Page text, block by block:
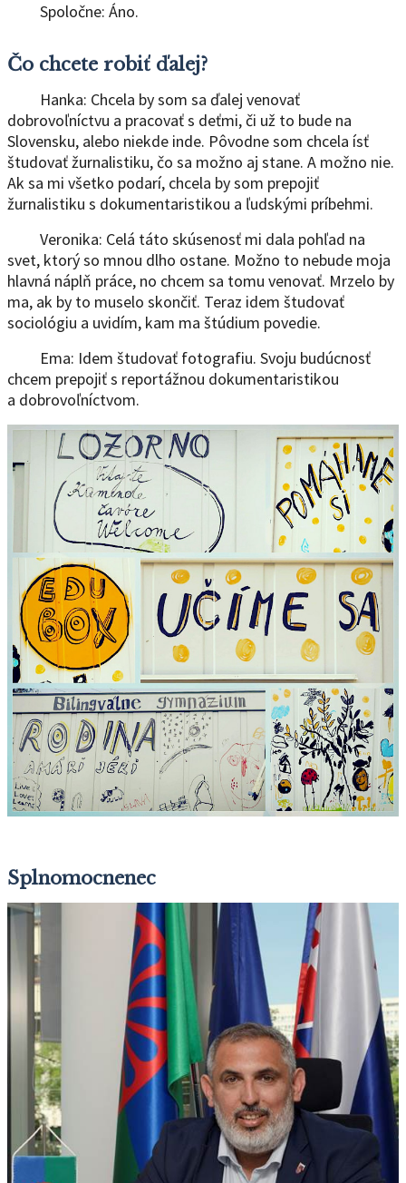
Spoločne: Áno.
Čo chcete robiť ďalej?
Hanka: Chcela by som sa ďalej venovať
dobrovoľníctvu a pracovať s deťmi, či už to bude na
Slovensku, alebo niekde inde. Pôvodne som chcela ísť
študovať žurnalistiku, čo sa možno aj stane. A možno nie.
Ak sa mi všetko podarí, chcela by som prepojiť
žurnalistiku s dokumentaristikou a ľudskými príbehmi.
Veronika: Celá táto skúsenosť mi dala pohľad na
svet, ktorý so mnou dlho ostane. Možno to nebude moja
hlavná náplň práce, no chcem sa tomu venovať. Mrzelo by
ma, ak by to muselo skončiť. Teraz idem študovať
sociológiu a uvidím, kam ma štúdium povedie.
Ema: Idem študovať fotografiu. Svoju budúcnosť
chcem prepojiť s reportážnou dokumentaristikou
a dobrovoľníctvom.
Splnomocnenec